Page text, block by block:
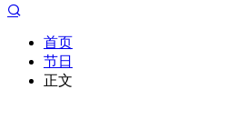
首页
节日
正文